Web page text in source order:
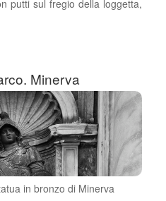
putti sul fregio della loggetta,
Minerva
in bronzo di Minerva